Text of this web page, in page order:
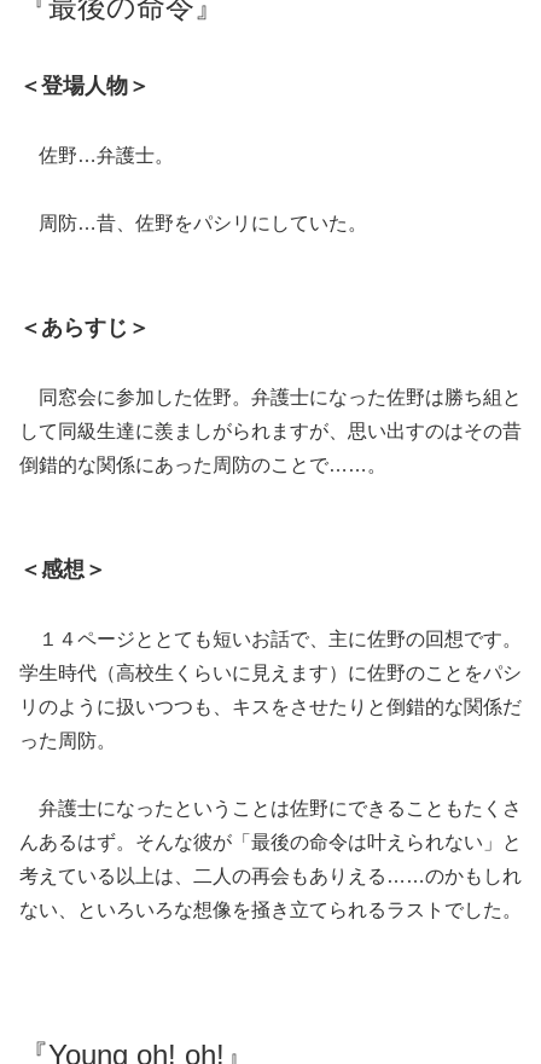
『最後の命令』
＜登場人物＞
佐野…弁護士。
周防…昔、佐野をパシリにしていた。
＜あらすじ＞
同窓会に参加した佐野。弁護士になった佐野は勝ち組と
して同級生達に羨ましがられますが、思い出すのはその昔
倒錯的な関係にあった周防のことで……。
＜感想＞
１４ページととても短いお話で、主に佐野の回想です。
学生時代（高校生くらいに見えます）に佐野のことをパシ
リのように扱いつつも、キスをさせたりと倒錯的な関係だ
った周防。
弁護士になったということは佐野にできることもたくさ
んあるはず。そんな彼が「最後の命令は叶えられない」と
考えている以上は、二人の再会もありえる……のかもしれ
ない、といろいろな想像を掻き立てられるラストでした。
『Young oh! oh!』